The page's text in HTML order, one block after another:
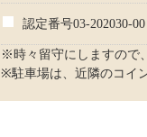
認定番号03-202030-00
※時々留守にしますので
※駐車場は、近隣のコイ